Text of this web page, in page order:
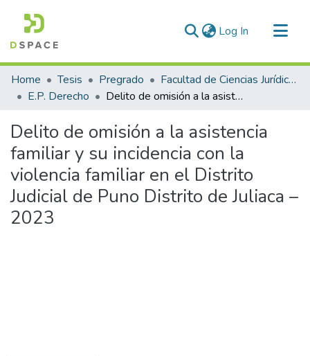
Log In (current)
Communities & Collections
All of DSpace
Home Tesis Pregrado
Facultad de Ciencias Jurídicas y Políticas
E.P. Derecho
Delito de omisión a la asistencia familiar y su incidencia con la violencia familiar en el Distrito Judicial de Puno Distrito de Juliaca – 2023
Delito de omisión a la asistencia
familiar y su incidencia con la
violencia familiar en el Distrito
Judicial de Puno Distrito de Juliaca –
2023